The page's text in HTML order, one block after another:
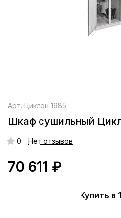
Арт. Циклон 1985
Шкаф сушильный
0 Нет отзывов
70 611 ₽
Купить в